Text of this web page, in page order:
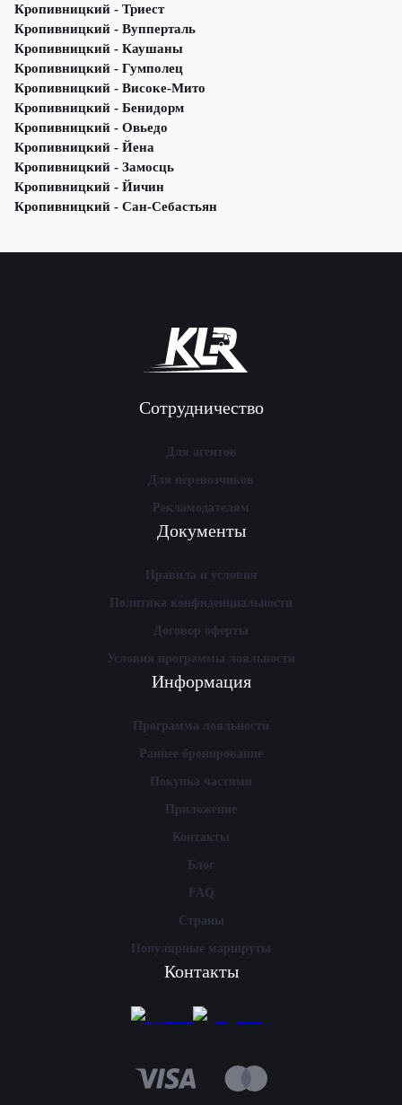
Кропивницкий - Триест
Кропивницкий - Вупперталь
Кропивницкий - Каушаны
Кропивницкий - Гумполец
Кропивницкий - Високе-Мито
Кропивницкий - Бенидорм
Кропивницкий - Овьедо
Кропивницкий - Йена
Кропивницкий - Замосць
Кропивницкий - Йичин
Кропивницкий - Сан-Себастьян
Сотрудничество
Для агентов
Для перевозчиков
Рекламодателям
Документы
Правила и условия
Политика конфиденциальности
Договор оферты
Условия программы лояльности
Информация
Программа лояльности
Раннее бронирование
Покупка частями
Приложение
Контакты
Блог
FAQ
Страны
Популярные маршруты
Контакты